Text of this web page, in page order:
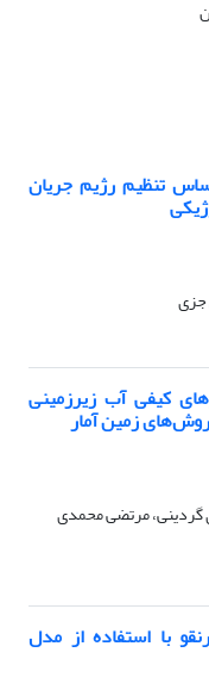
تنظیم رژیم جریان
جزی
کیفی آب زیرزمینی
زمین آمار
گردینی، مرتضی محمدی
با استفاده از مدل